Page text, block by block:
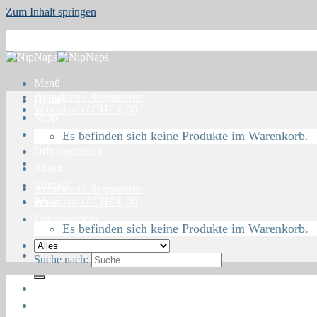
Zum Inhalt springen
Menü
Blog
Suche nach:
Es befinden sich keine Produkte im Warenkorb.
Es befinden sich keine Produkte im Warenkorb.